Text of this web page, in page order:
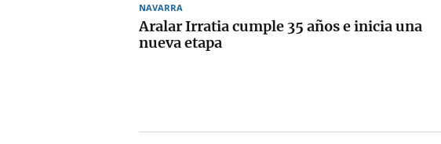
NAVARRA
Aralar Irratia cumple 35 años e inicia una
nueva etapa